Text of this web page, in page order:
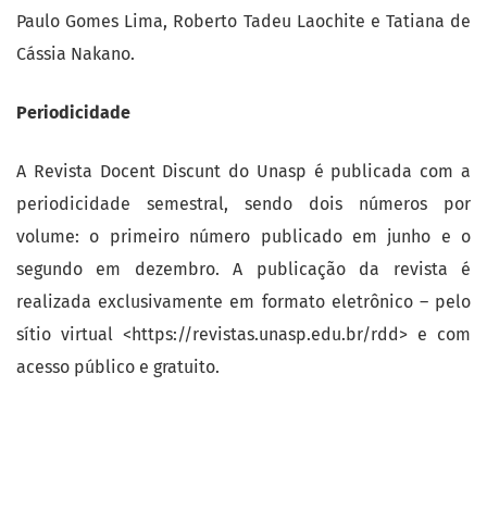
Paulo Gomes Lima, Roberto Tadeu Laochite e Tatiana de
Cássia Nakano.
Periodicidade
A Revista Docent Discunt do Unasp é publicada com a
periodicidade semestral, sendo dois números por
volume: o primeiro número publicado em junho e o
segundo em dezembro. A publicação da revista é
realizada exclusivamente em formato eletrônico – pelo
sítio virtual <https://revistas.unasp.edu.br/rdd> e com
acesso público e gratuito.